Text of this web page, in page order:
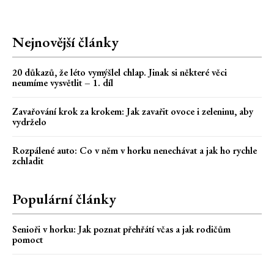
Nejnovější články
20 důkazů, že léto vymýšlel chlap. Jinak si některé věci
neumíme vysvětlit – 1. díl
Zavařování krok za krokem: Jak zavařit ovoce i zeleninu, aby
vydrželo
Rozpálené auto: Co v něm v horku nenechávat a jak ho rychle
zchladit
Populární články
Senioři v horku: Jak poznat přehřátí včas a jak rodičům
pomoct